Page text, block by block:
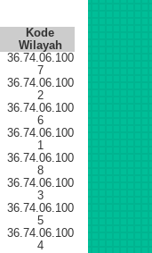
Kode
Wilayah
36.74.06.100
7
36.74.06.100
2
36.74.06.100
6
36.74.06.100
1
36.74.06.100
8
36.74.06.100
3
36.74.06.100
5
36.74.06.100
4